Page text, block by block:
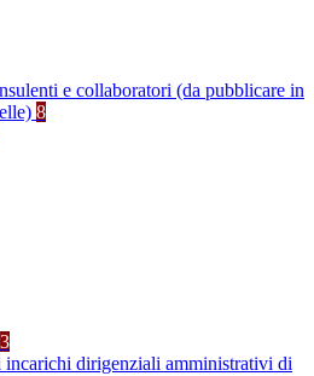
e collaboratori (da pubblicare in
8
3
dirigenziali amministrativi di